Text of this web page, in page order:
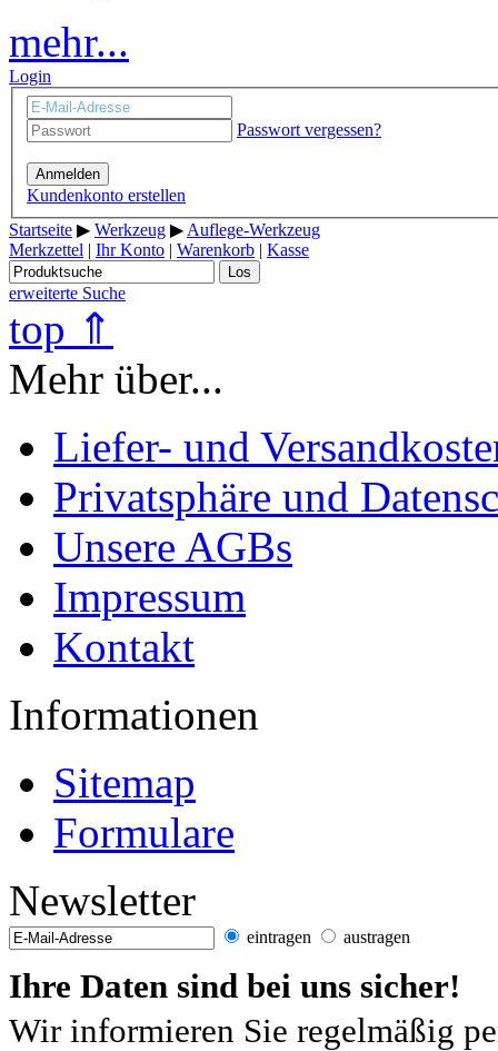
mehr...
Login
Passwort vergessen?
Anmelden
Kundenkonto erstellen
Startseite ▶ Werkzeug ▶ Auflege-Werkzeug
Merkzettel | Ihr Konto | Warenkorb | Kasse
Los
erweiterte Suche
top ⇑
Mehr über...
Liefer- und
Privatsphäre und
Unsere AGBs
Impressum
Kontakt
Informationen
Sitemap
Formulare
Newsletter
eintragen austragen
Ihre Daten sind bei uns sicher!
Wir informieren Sie regelmäßig